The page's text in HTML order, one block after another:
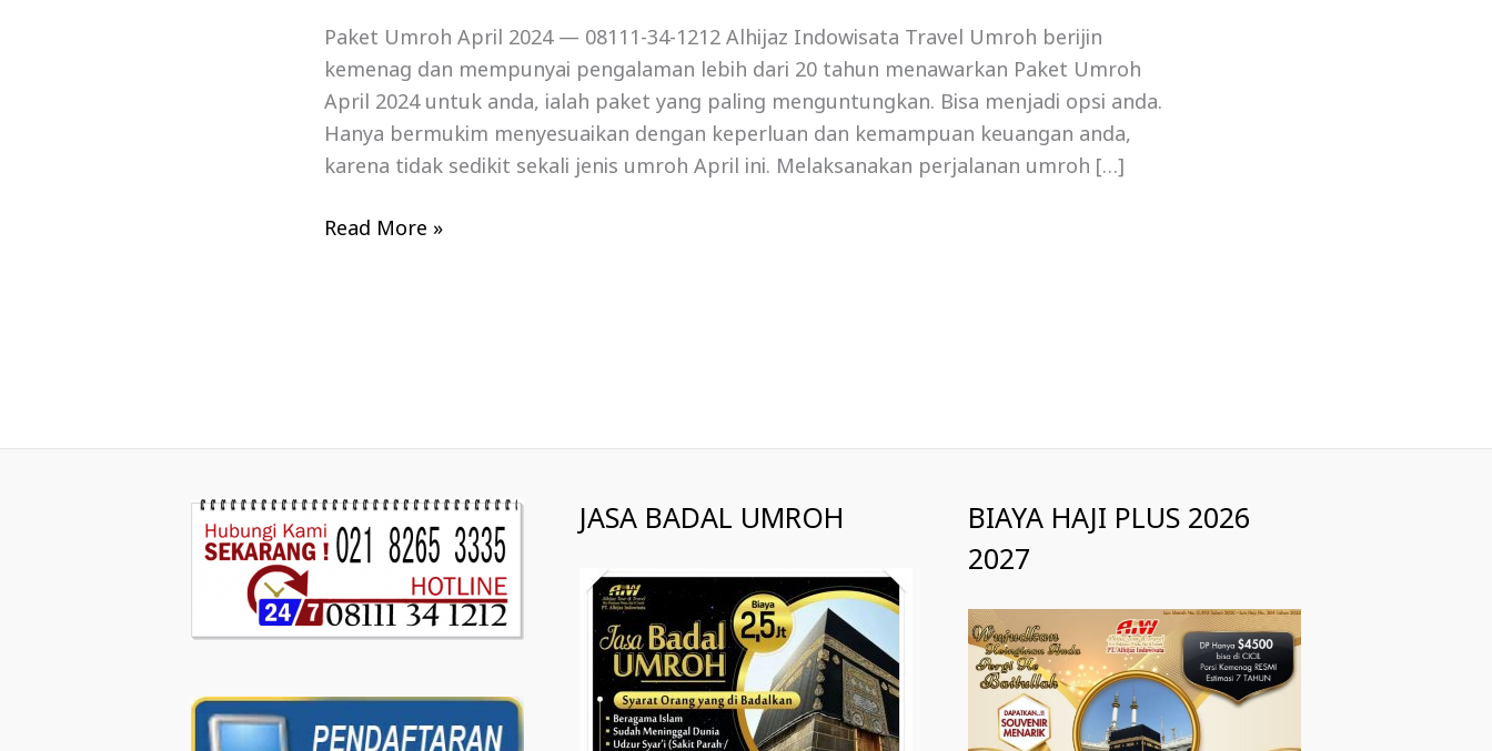
Paket Umroh April 2024 — 08111-34-1212 Alhijaz Indowisata Travel Umroh berijin
kemenag dan mempunyai pengalaman lebih dari 20 tahun menawarkan Paket Umroh
April 2024 untuk anda, ialah paket yang paling menguntungkan. Bisa menjadi opsi anda.
Hanya bermukim menyesuaikan dengan keperluan dan kemampuan keuangan anda,
karena tidak sedikit sekali jenis umroh April ini. Melaksanakan perjalanan umroh […]
Read More »
JASA BADAL UMROH
BIAYA HAJI PLUS 2026
2027